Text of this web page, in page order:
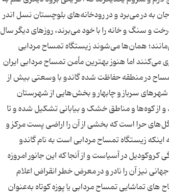
به در می‌برد و در رودخانه‌های بلوچستان نسل اندر
و سنگ و خانه را با خود می‌برند، روزهای دیگر سال
همان‌ها می‌شوند زیستگاه تمساح‌ مردابی
اما هنوز بهترین مأمن تمساح مردابی ایران
در منطقه حفاظت شده گاندو با وسعتی بیش از
شهرهای سرباز و چابهار و بخش‌هایی از شهرستان
از کوه‌ها‌ و مناطق خشک و بیابانی تشکیل شده و تا
حرا است که بخشی از آن را اراضی پست مرکز و
زیستگاه تمساح مردابی است به نام گاندو
در آسیاست و از آنجا که این جانور امروزه
نیز آن را نادر و در معرض خطر انقراض اعلام
تماشایی تمساح مردابی یا پوزه کوتاه به‌عنوان